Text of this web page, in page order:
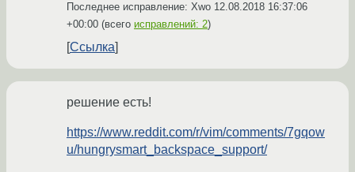
Последнее исправление: Xwo 12.08.2018 16:37:06
+00:00 (всего исправлений: 2)
Ссылка
решение есть!
https://www.reddit.com/r/vim/comments/7gqow
u/hungrysmart_backspace_support/